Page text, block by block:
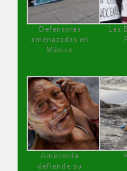
Defensoras
amenazadas en
México
Las
Amazonía
defiende su